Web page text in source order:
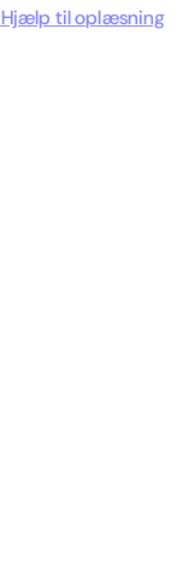
Hjælp til oplæsning